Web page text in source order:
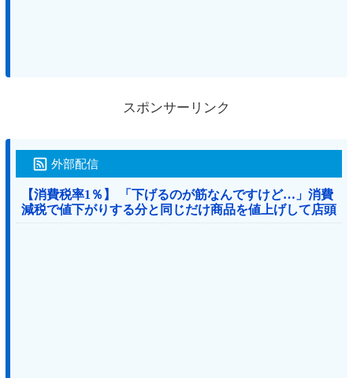
スポンサーリンク
外部配信
【消費税率1％】 「下げるのが筋なんですけど…」消費
減税で値下がりする分と同じだけ商品を値上げして店頭
価格を変えない店も